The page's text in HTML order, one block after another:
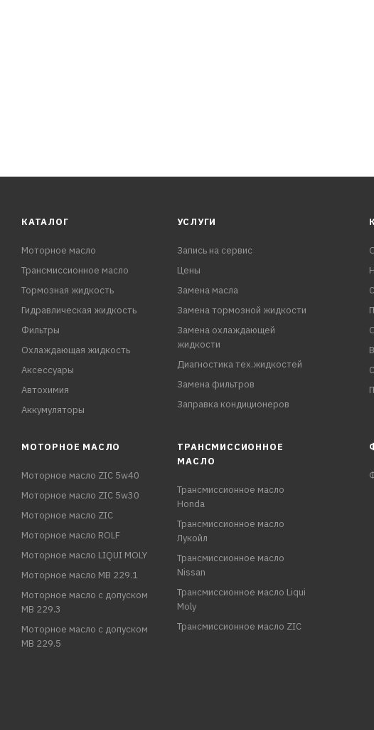
КАТАЛОГ
Моторное масло
Трансмиссионное масло
Тормозная жидкость
Гидравлическая жидкость
Фильтры
Охлаждающая жидкость
Аксессуары
Автохимия
Аккумуляторы
УСЛУГИ
Запись на сервис
Цены
Замена масла
Замена тормозной жидкости
Замена охлаждающей
жидкости
Диагностика тех.жидкостей
Замена фильтров
Заправка кондиционеров
МОТОРНОЕ МАСЛО
Моторное масло ZIC 5w40
Моторное масло ZIC 5w30
Моторное масло ZIC
Моторное масло ROLF
Моторное масло LIQUI MOLY
Моторное масло MB 229.1
Моторное масло с допуском
MB 229.3
Моторное масло с допуском
MB 229.5
ТРАНСМИССИОННОЕ
МАСЛО
Трансмиссионное масло
Honda
Трансмиссионное масло
Лукойл
Трансмиссионное масло
Nissan
Трансмиссионное масло Liqui
Moly
Трансмиссионное масло ZIC